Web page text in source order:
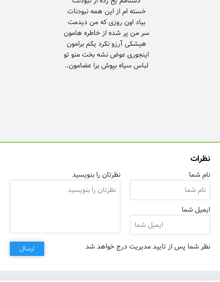
لباس سیاه بپوش برا عضامون..
نظرات
نام شما
ایمیل شما
نظرتان را بنویسید
نظر شما پس از تایید مدیریت درج خواهد شد ارسال